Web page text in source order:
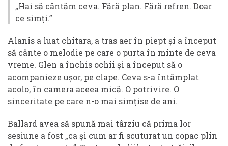
„Hai să cântăm ceva. Fără plan. Fără refren. Doar
ce simți.”
Alanis a luat chitara, a tras aer în piept și a început
să cânte o melodie pe care o purta în minte de ceva
vreme. Glen a închis ochii și a început să o
acompanieze ușor, pe clape. Ceva s-a întâmplat
acolo, în camera aceea mică. O potrivire. O
sinceritate pe care n-o mai simțise de ani.
Ballard avea să spună mai târziu că prima lor
sesiune a fost „ca și cum ar fi scuturat un copac plin